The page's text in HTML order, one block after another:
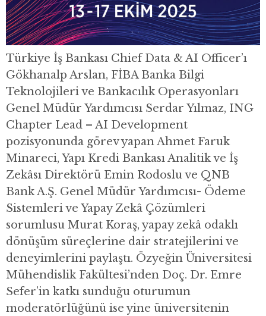
Türkiye İş Bankası Chief Data & AI Officer’ı
Gökhanalp Arslan, FİBA Banka Bilgi
Teknolojileri ve Bankacılık Operasyonları
Genel Müdür Yardımcısı Serdar Yılmaz, ING
Chapter Lead – AI Development
pozisyonunda görev yapan Ahmet Faruk
Minareci, Yapı Kredi Bankası Analitik ve İş
Zekâsı Direktörü Emin Rodoslu ve QNB
Bank A.Ş. Genel Müdür Yardımcısı- Ödeme
Sistemleri ve Yapay Zekâ Çözümleri
sorumlusu Murat Koraş, yapay zekâ odaklı
dönüşüm süreçlerine dair stratejilerini ve
deneyimlerini paylaştı. Özyeğin Üniversitesi
Mühendislik Fakültesi’nden Doç. Dr. Emre
Sefer’in katkı sunduğu oturumun
moderatörlüğünü ise yine üniversitenin